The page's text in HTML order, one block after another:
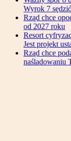
Wyrok 7
Rząd chce
od 2027 roku
Resort
Jest projekt
Rząd chce
naśladowaniu